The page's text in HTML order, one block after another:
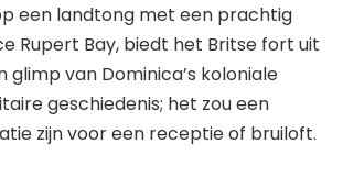
een landtong met een prachtig
Rupert Bay, biedt het Britse fort uit
glimp van Dominica’s koloniale
geschiedenis; het zou een
zijn voor een receptie of bruiloft.